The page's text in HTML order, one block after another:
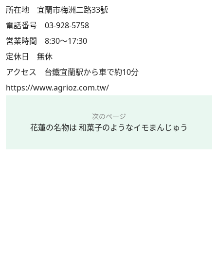
所在地 宜蘭市梅洲二路33號
電話番号 03-928-5758
営業時間 8:30～17:30
定休日 無休
アクセス 台鐡宜蘭駅から車で約10分
https://www.agrioz.com.tw/
次のページ
花蓮の名物は 和菓子のようなイモまんじゅう